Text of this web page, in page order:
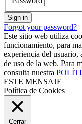
Sign in
Forgot your password?
Este sitio web utiliza
funcionamiento, para
experiencia del usuario,
de uso de la web. Para
consulta nuestra
ESTE MENSAJE
Política de Cookies
Cerrar